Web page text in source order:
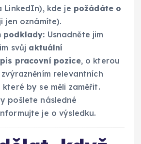
LinkedIn), kde je požádáte o
jen oznámíte).
podklady: Usnadněte jim
svůj aktuální
pracovní pozice, o kterou
relevantních
by se měli zaměřit.
pošlete následné
je o výsledku.